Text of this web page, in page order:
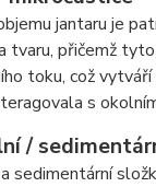
jantaru je
tvaru, přičemž
toku, což
s
/
sedimentární